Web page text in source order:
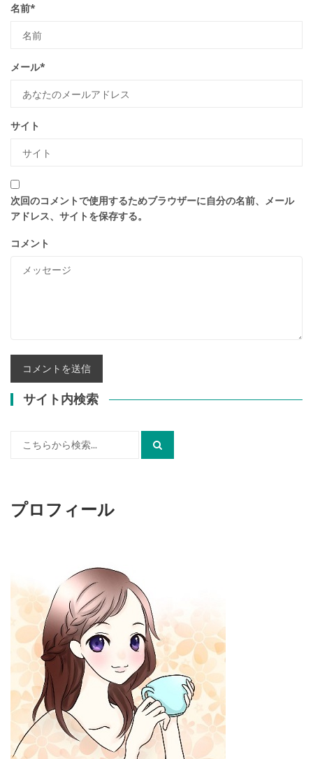
名前*
メール*
サイト
次回のコメントで使用するためブラウザーに自分の名前、メール
アドレス、サイトを保存する。
コメント
サイト内検索
プロフィール